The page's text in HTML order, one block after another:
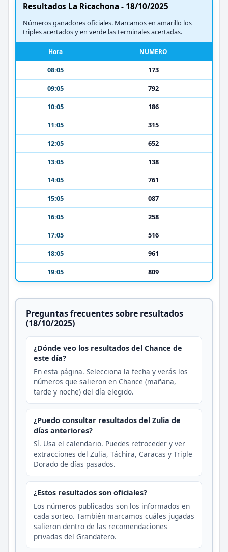
Resultados La Ricachona - 18/10/2025
Números ganadores oficiales. Marcamos en amarillo los
triples acertados y en verde las terminales acertadas.
Hora NUMERO
08:05
173
09:05
792
10:05
186
11:05
315
12:05
652
13:05
138
14:05
761
15:05
087
16:05
258
17:05
516
18:05
961
19:05
809
Preguntas frecuentes sobre resultados
(18/10/2025)
¿Dónde veo los resultados del Chance de
este día?
En esta página. Selecciona la fecha y verás los
números que salieron en Chance (mañana,
tarde y noche) del día elegido.
¿Puedo consultar resultados del Zulia de
días anteriores?
Sí. Usa el calendario. Puedes retroceder y ver
extracciones del Zulia, Táchira, Caracas y Triple
Dorado de días pasados.
¿Estos resultados son oficiales?
Los números publicados son los informados en
cada sorteo. También marcamos cuáles jugadas
salieron dentro de las recomendaciones
privadas del Grandatero.